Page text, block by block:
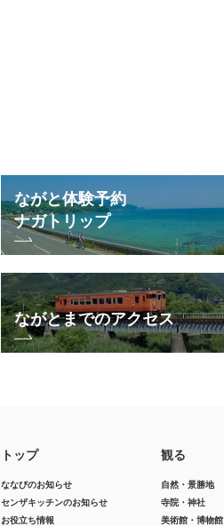
ながと体験予約
ナガトリップ
ながとまでのアクセス
トップ
ななびのお知らせ
センザキッチンのお知らせ
お役立ち情報
観る
自然・景勝地
寺院・神社
美術館・博物館